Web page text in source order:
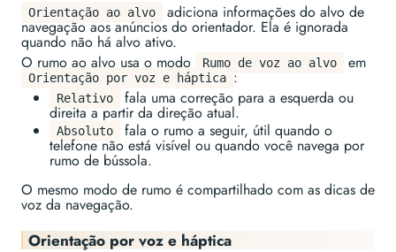
Orientação ao alvo adiciona informações do alvo de
navegação aos anúncios do orientador. Ela é ignorada
quando não há alvo ativo.
O rumo ao alvo usa o modo
Rumo de voz ao alvo em
Orientação por voz e háptica :
Relativo fala uma correção para a esquerda ou
direita a partir da direção atual.
Absoluto fala o rumo a seguir, útil quando o
telefone não está visível ou quando você navega por
rumo de bússola.
O mesmo modo de rumo é compartilhado com as dicas de
voz da navegação.
Orientação por voz e háptica